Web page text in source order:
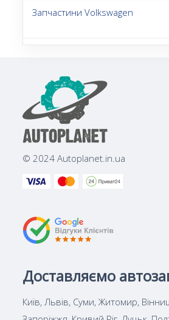
Запчастини Volkswagen
© 2024 Autoplanet.in.ua
Доставляємо
Київ, Львів, Суми, Житомир,